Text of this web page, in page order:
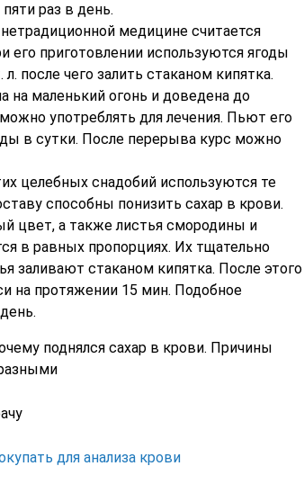
раз в день.
медицине считается
приготовлении используются ягоды
после чего залить стаканом кипятка.
на маленький огонь и доведена до
употреблять для лечения. Пьют его
в сутки. После перерыва курс можно
целебных снадобий используются те
способны понизить сахар в крови.
цвет, а также листья смородины и
в равных пропорциях. Их тщательно
заливают стаканом кипятка. После этого
на протяжении 15 мин. Подобное
поднялся сахар в крови. Причины
для анализа крови